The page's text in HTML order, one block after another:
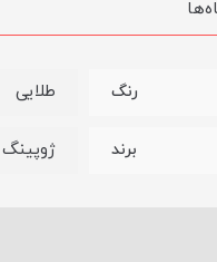
رنگ طلایی
برند ژوپینگ